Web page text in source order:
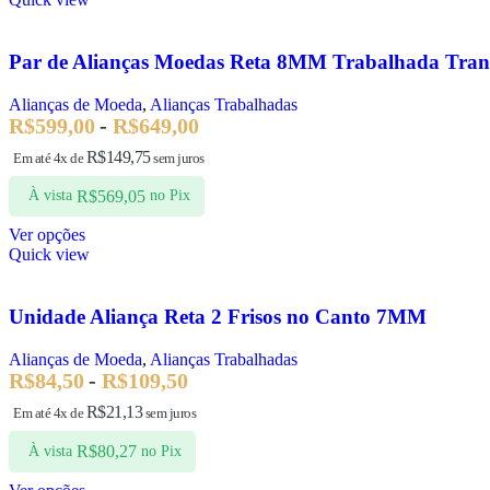
Par de Alianças Moedas Reta 8MM Trabalhada
Alianças de Moeda, Alianças Trabalhadas
R$599,00- R$649,00
Em até 4x deR$149,75sem juros
À vista R$569,05 no Pix
Ver opções
Quick view
Unidade Aliança Reta 2 Frisos no Canto 7MM
Alianças de Moeda, Alianças Trabalhadas
R$84,50- R$109,50
Em até 4x deR$21,13sem juros
À vista R$80,27 no Pix